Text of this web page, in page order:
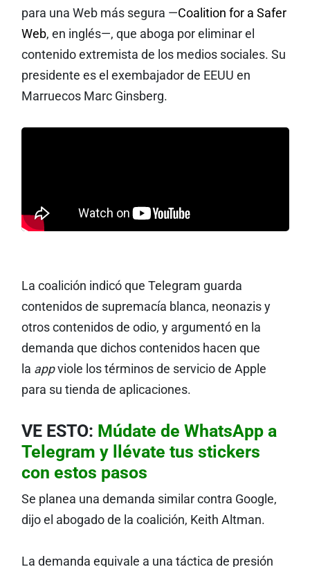
para una Web más segura —Coalition for a Safer
Web, en inglés—, que aboga por eliminar el
contenido extremista de los medios sociales. Su
presidente es el exembajador de EEUU en
Marruecos Marc Ginsberg.
La coalición indicó que Telegram guarda
contenidos de supremacía blanca, neonazis y
otros contenidos de odio, y argumentó en la
demanda que dichos contenidos hacen que
la appviole los términos de servicio de Apple
para su tienda de aplicaciones.
VE ESTO: Múdate de WhatsApp a
Telegram y llévate tus stickers
con estos pasos
Se planea una demanda similar contra Google,
dijo el abogado de la coalición, Keith Altman.
La demanda equivale a una táctica de presión